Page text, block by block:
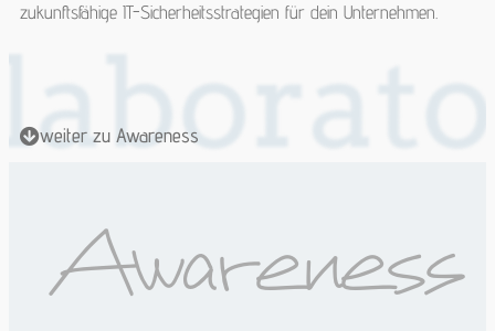
zukunftsfähige IT-Sicherheitsstrategien für dein Unternehmen.
weiter zu Awareness
Awareness